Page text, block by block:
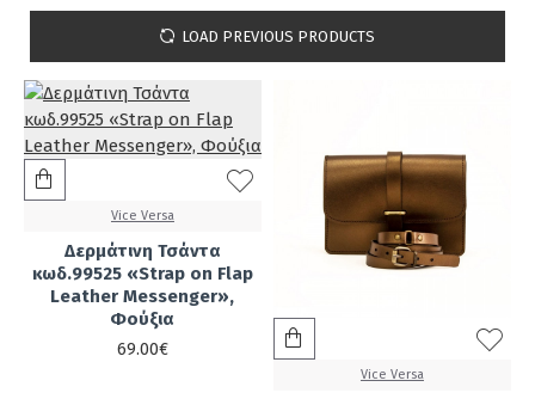
LOAD PREVIOUS PRODUCTS
Vice Versa
Δερμάτινη Τσάντα
κωδ.99525 «Strap on Flap
Leather Messenger»,
Φούξια
69.00€
Vice Versa